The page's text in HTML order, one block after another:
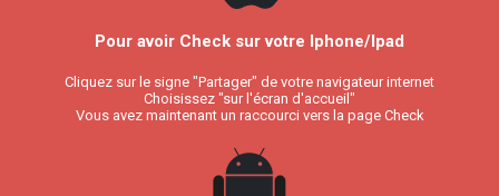
Pour avoir Check sur votre Iphone/Ipad
Cliquez sur le signe "Partager" de votre navigateur internet
Choisissez "sur l'écran d'accueil"
Vous avez maintenant un raccourci vers la page Check